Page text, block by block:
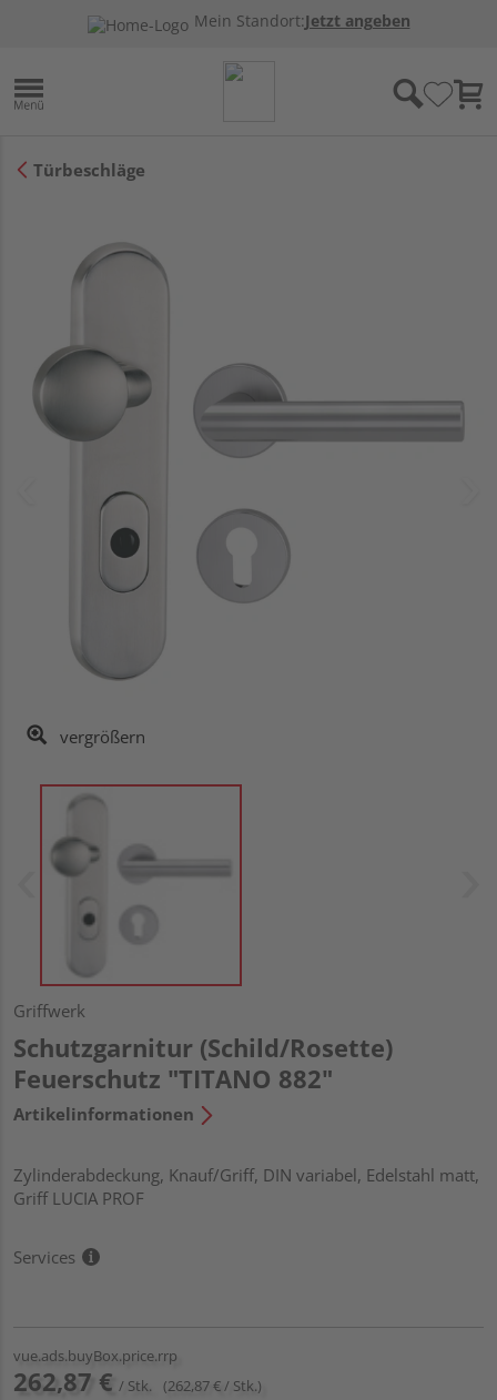
Mein Standort:Jetzt angeben
Türbeschläge
vergrößern
Griffwerk
Schutzgarnitur (Schild/Rosette)
Feuerschutz "TITANO 882"
Artikelinformationen
Zylinderabdeckung, Knauf/Griff, DIN variabel, Edelstahl matt,
Griff LUCIA PROF
Services
vue.ads.buyBox.price.rrp
262,87 € / Stk. (262,87 € / Stk.)